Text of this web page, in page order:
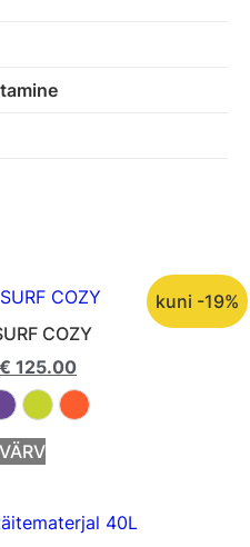
kuni -19%
COZY
€ 125.00